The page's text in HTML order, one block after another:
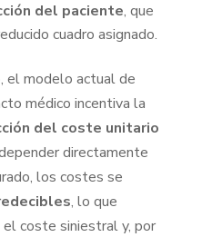
del paciente, que
cuadro asignado.
el modelo actual de
médico incentiva la
del coste unitario
directamente
los costes se
, lo que
coste siniestral y, por